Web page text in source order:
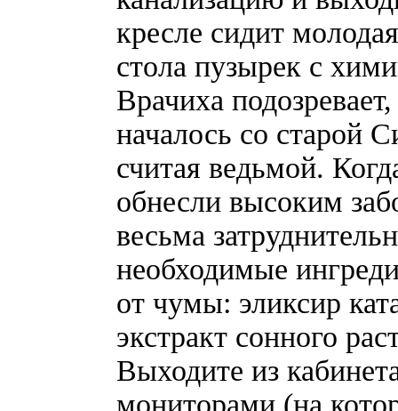
кресле сидит
стола пузырек с
Врачиха
началось со старой
считая ведьмой.
обнесли высоким
весьма
необходимые
от чумы: эликсир
экстракт сонного
Выходите из
мониторами (на